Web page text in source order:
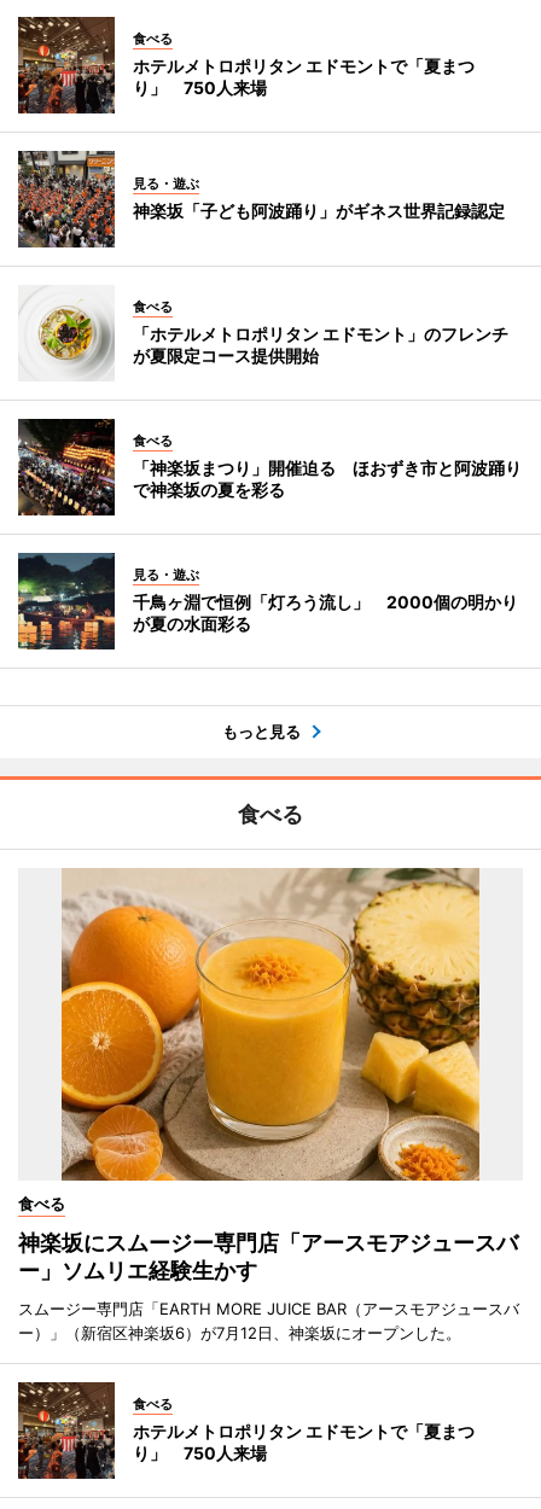
食べる
ホテルメトロポリタン エドモントで「夏まつ
り」 750人来場
見る・遊ぶ
神楽坂「子ども阿波踊り」がギネス世界記録認定
食べる
「ホテルメトロポリタン エドモント」のフレンチ
が夏限定コース提供開始
食べる
「神楽坂まつり」開催迫る ほおずき市と阿波踊り
で神楽坂の夏を彩る
見る・遊ぶ
千鳥ヶ淵で恒例「灯ろう流し」 2000個の明かり
が夏の水面彩る
もっと見る
食べる
食べる
神楽坂にスムージー専門店「アースモアジュースバ
ー」ソムリエ経験生かす
スムージー専門店「EARTH MORE JUICE BAR（アースモアジュースバ
ー）」（新宿区神楽坂6）が7月12日、神楽坂にオープンした。
食べる
ホテルメトロポリタン エドモントで「夏まつ
り」 750人来場